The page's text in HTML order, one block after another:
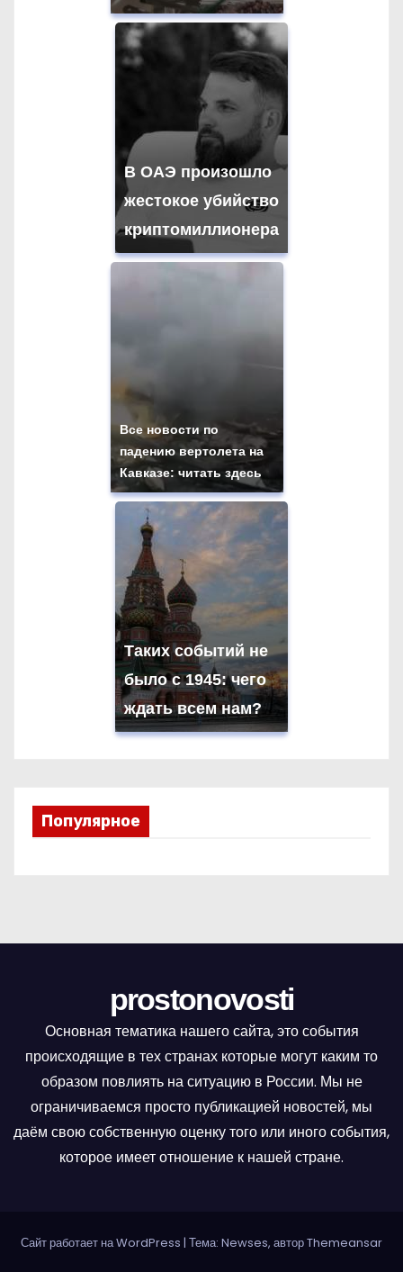
В ОАЭ произошло
жестокое убийство
криптомиллионера
Все новости по
падению вертолета на
Кавказе: читать здесь
Таких событий не
было с 1945: чего
ждать всем нам?
Популярное
prostonovosti
Основная тематика нашего сайта, это события
происходящие в тех странах которые могут каким то
образом повлиять на ситуацию в России. Мы не
ограничиваемся просто публикацией новостей, мы
даём свою собственную оценку того или иного события,
которое имеет отношение к нашей стране.
Сайт работает на WordPress | Тема: Newses, авторThemeansar